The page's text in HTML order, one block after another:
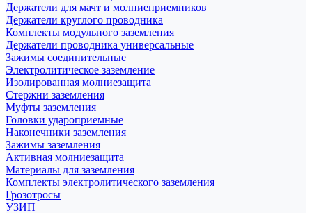
Держатели для мачт и молниеприемников
Держатели круглого проводника
Комплекты модульного заземления
Держатели проводника универсальные
Зажимы соединительные
Электролитическое заземление
Изолированная молниезащита
Стержни заземления
Муфты заземления
Головки удароприемные
Наконечники заземления
Зажимы заземления
Активная молниезащита
Материалы для заземления
Комплекты электролитического заземления
Грозотросы
УЗИП